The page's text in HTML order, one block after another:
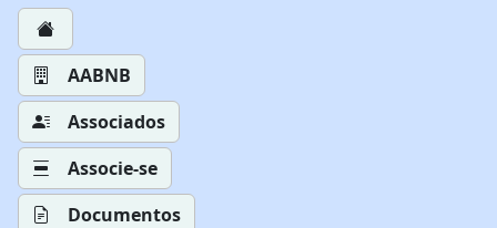
AABNB
Associados
Associe-se
Documentos